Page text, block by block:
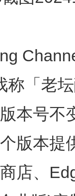
称「老
本号不
版本提
店、